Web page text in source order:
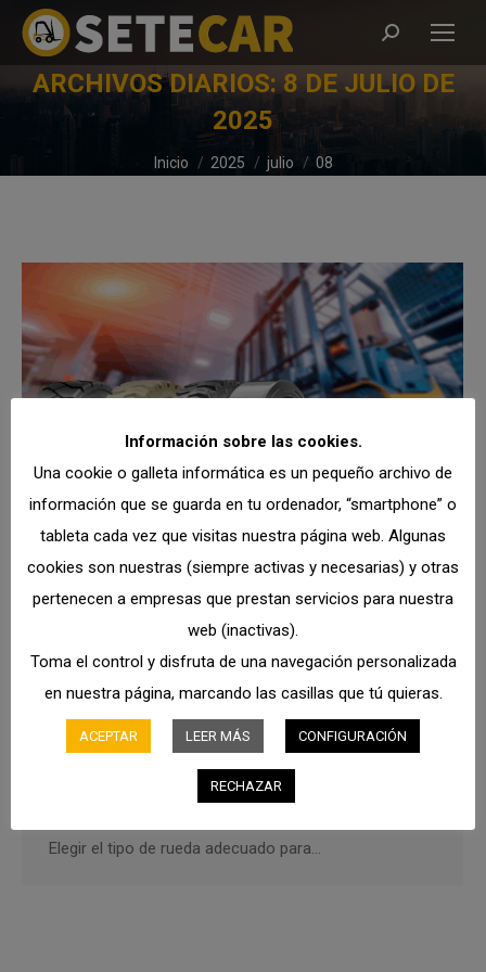
Buscar:
ARCHIVOS DIARIOS: 8 DE JULIO DE
2025
Estás aquí:
Inicio 2025 julio 08
Tipos de Ruedas para Maquinaria
Industrial: Clave para el Rendimiento y
8 de julio de 2025
Las ruedas de una carretilla elevadora o cualquier otra
maquinaria industrial son mucho más que un simple
componente; son el punto de contacto entre la
máquina y el suelo, determinando directamente su
estabilidad, capacidad de carga, tracción y, en última
Elegir el tipo de rueda adecuado para…
Información sobre las cookies.
Una cookie o galleta informática es un pequeño archivo de
información que se guarda en tu ordenador, “smartphone” o
tableta cada vez que visitas nuestra página web. Algunas
cookies son nuestras (siempre activas y necesarias) y otras
pertenecen a empresas que prestan servicios para nuestra
web (inactivas).
Toma el control y disfruta de una navegación personalizada
en nuestra página, marcando las casillas que tú quieras.
ACEPTAR LEER MÁS CONFIGURACIÓN
RECHAZAR